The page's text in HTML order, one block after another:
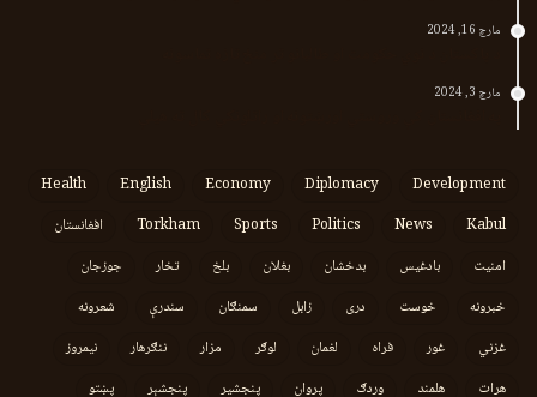
مارچ 16, 2024
مارچ 3, 2024
Development
Diplomacy
Economy
English
Health
Kabul
News
Politics
Sports
Torkham
افغانستان
امنیت
بادغیس بدخشان بغلان بلخ تخار
جوزجان
خبرونه
خوست دری زابل سمنګان سندرې
شعرونه
غزني
غور فراه لغمان لوګر مزار ننګرهار
نیمروز
هرات
هلمند وردګ پروان پنجشیر پنجشېر پښتو